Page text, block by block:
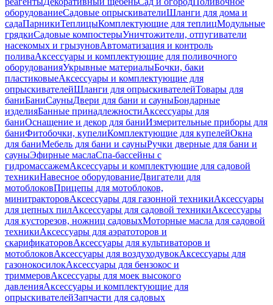
оборудованиеСадовые опрыскивателиШланги для дома и
садаПарникиТеплицыКомплектующие для теплицМодульные
грядкиСадовые компостерыУничтожители, отпугиватели
насекомых и грызуновАвтоматизация и контроль
поливаАксессуары и комплектующие для поливочного
оборудованияУкрывные материалыБочки, баки
пластиковыеАксессуары и комплектующие для
опрыскивателейШланги для опрыскивателейТовары для
баниБаниСауныДвери для бани и сауныБондарные
изделияБанные принадлежностиАксессуары для
баниОснащение и декор для баниИзмерительные приборы для
баниФитобочки, купелиКомплектующие для купелейОкна
для баниМебель для бани и сауныРучки дверные для бани и
сауныЭфирные маслаСпа-бассейны с
гидромассажемАксессуары и комплектующие для садовой
техникиНавесное оборудованиеДвигатели для
мотоблоковПрицепы для мотоблоков,
минитракторовАксессуары для газонной техникиАксессуары
для цепных пилАксессуары для садовой техникиАксессуары
для кусторезов, ножниц садовыхМоторные масла для садовой
техникиАксессуары для аэратоторов и
скарификаторовАксессуары для культиваторов и
мотоблоковАксессуары для воздуходувокАксессуары для
газонокосилокАксессуары для бензокос и
триммеровАксессуары для моек высокого
давленияАксессуары и комплектующие для
опрыскивателейЗапчасти для садовых